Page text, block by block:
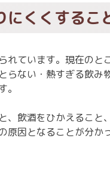
くくするこ
ています。現在の
ない・熱すぎる飲み
飲酒をひかえるこ
因となることが分